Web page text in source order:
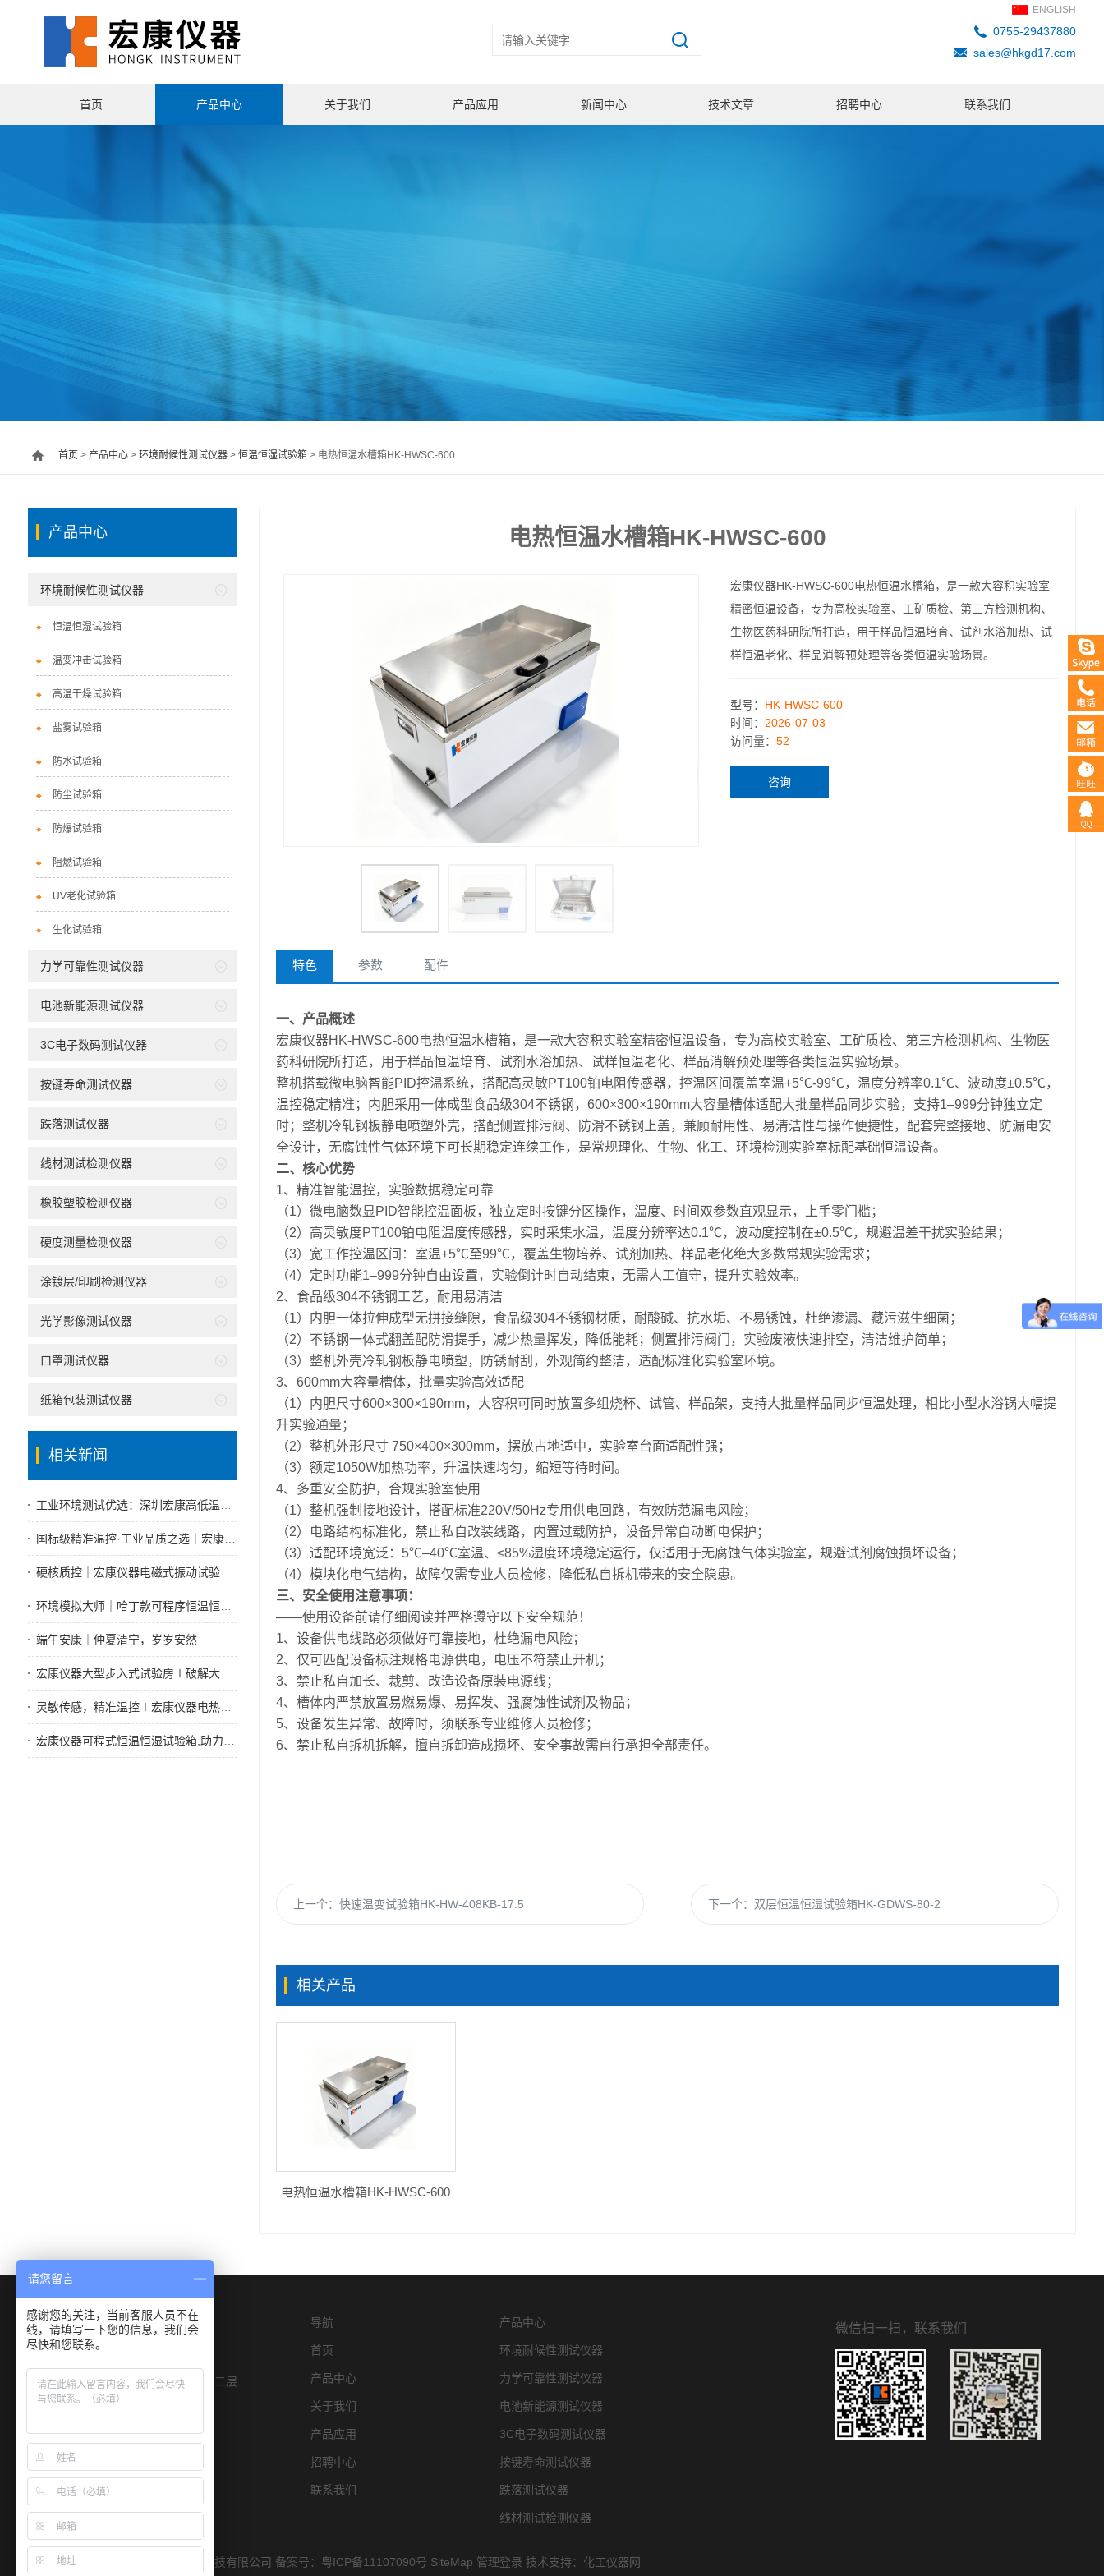
ENGLISH
0755-29437880
sales@hkgd17.com
首页 产品中心 关于我们 产品应用 新闻中心 技术文章 招聘中心 联系我们
首页 > 产品中心> 环境耐候性测试仪器> 恒温恒湿试验箱 > 电热恒温水槽箱HK-HWSC-600
电热恒温水槽箱HK-HWSC-600
宏康仪器HK-HWSC-600电热恒温水槽箱，是一款大容积实验室
精密恒温设备，专为高校实验室、工矿质检、第三方检测机构、
生物医药科研院所打造，用于样品恒温培育、试剂水浴加热、试
样恒温老化、样品消解预处理等各类恒温实验场景。
型号： HK-HWSC-600
时间： 2026-07-03
访问量： 52
咨询
特色 参数 配件
一、产品概述
宏康仪器HK-HWSC-600电热恒温水槽箱，是一款大容积实验室精密恒温设备，专为高校实验室、工矿质检、第三方检测机构、生物医
药科研院所打造，用于样品恒温培育、试剂水浴加热、试样恒温老化、样品消解预处理等各类恒温实验场景。
整机搭载微电脑智能PID控温系统，搭配高灵敏PT100铂电阻传感器，控温区间覆盖室温+5℃-99℃，温度分辨率0.1℃、波动度±0.5℃，
温控稳定精准；内胆采用一体成型食品级304不锈钢，600×300×190mm大容量槽体适配大批量样品同步实验，支持1–999分钟独立定
时；整机冷轧钢板静电喷塑外壳，搭配侧置排污阀、防滑不锈钢上盖，兼顾耐用性、易清洁性与操作便捷性，配套完整接地、防漏电安
全设计，无腐蚀性气体环境下可长期稳定连续工作，是常规理化、生物、化工、环境检测实验室标配基础恒温设备。
二、核心优势
1、精准智能温控，实验数据稳定可靠
（1）微电脑数显PID智能控温面板，独立定时按键分区操作，温度、时间双参数直观显示，上手零门槛；
（2）高灵敏度PT100铂电阻温度传感器，实时采集水温，温度分辨率达0.1℃，波动度控制在±0.5℃，规避温差干扰实验结果；
（3）宽工作控温区间：室温+5℃至99℃，覆盖生物培养、试剂加热、样品老化绝大多数常规实验需求；
（4）定时功能1–999分钟自由设置，实验倒计时自动结束，无需人工值守，提升实验效率。
2、食品级304不锈钢工艺，耐用易清洁
（1）内胆一体拉伸成型无拼接缝隙，食品级304不锈钢材质，耐酸碱、抗水垢、不易锈蚀，杜绝渗漏、藏污滋生细菌；
（2）不锈钢一体式翻盖配防滑提手，减少热量挥发，降低能耗；侧置排污阀门，实验废液快速排空，清洁维护简单；
（3）整机外壳冷轧钢板静电喷塑，防锈耐刮，外观简约整洁，适配标准化实验室环境。
3、600mm大容量槽体，批量实验高效适配
（1）内胆尺寸600×300×190mm，大容积可同时放置多组烧杯、试管、样品架，支持大批量样品同步恒温处理，相比小型水浴锅大幅提
升实验通量；
（2）整机外形尺寸 750×400×300mm，摆放占地适中，实验室台面适配性强；
（3）额定1050W加热功率，升温快速均匀，缩短等待时间。
4、多重安全防护，合规实验室使用
（1）整机强制接地设计，搭配标准220V/50Hz专用供电回路，有效防范漏电风险；
（2）电路结构标准化，禁止私自改装线路，内置过载防护，设备异常自动断电保护；
（3）适配环境宽泛：5℃–40℃室温、≤85%湿度环境稳定运行，仅适用于无腐蚀气体实验室，规避试剂腐蚀损坏设备；
（4）模块化电气结构，故障仅需专业人员检修，降低私自拆机带来的安全隐患。
三、安全使用注意事项：
——使用设备前请仔细阅读并严格遵守以下安全规范！
1、设备供电线路必须做好可靠接地，杜绝漏电风险；
2、仅可匹配设备标注规格电源供电，电压不符禁止开机；
3、禁止私自加长、裁剪、改造设备原装电源线；
4、槽体内严禁放置易燃易爆、易挥发、强腐蚀性试剂及物品；
5、设备发生异常、故障时，须联系专业维修人员检修；
6、禁止私自拆机拆解，擅自拆卸造成损坏、安全事故需自行承担全部责任。
上一个： 快速温变试验箱HK-HW-408KB-17.5 下一个： 双层恒温恒湿试验箱HK-GDWS-80-2
相关产品
电热恒温水槽箱HK-HWSC-600
产品中心
环境耐候性测试仪器
恒温恒湿试验箱
温变冲击试验箱
高温干燥试验箱
盐雾试验箱
防水试验箱
防尘试验箱
防爆试验箱
阻燃试验箱
UV老化试验箱
生化试验箱
力学可靠性测试仪器
电池新能源测试仪器
3C电子数码测试仪器
按键寿命测试仪器
跌落测试仪器
线材测试检测仪器
橡胶塑胶检测仪器
硬度测量检测仪器
涂镀层/印刷检测仪器
光学影像测试仪器
口罩测试仪器
纸箱包装测试仪器
相关新闻
国标级精准温控·工业品质之选｜宏康仪器可程式恒温恒湿试验箱，为产品可靠性保驾护航
硬核质控｜宏康仪器电磁式振动试验机，全工况振动可靠性测试标杆设备
环境模拟大师｜哈丁款可程序恒温恒湿试验箱赋能实体制造可靠性检测
端午安康｜仲夏清宁，岁岁安然
宏康仪器大型步入式试验房∣破解大型试件测试难题
灵敏传感，精准温控∣宏康仪器电热恒温水槽试验箱
深圳市宝安区燕罗街道物园路6号E栋二层
导航
首页
产品中心
关于我们
产品应用
招聘中心
联系我们
产品中心
环境耐候性测试仪器
力学可靠性测试仪器
电池新能源测试仪器
3C电子数码测试仪器
按键寿命测试仪器
跌落测试仪器
线材测试检测仪器
微信扫一扫，联系我们
Copyright © 2019 深圳市宏康仪器科技有限公司 备案号： 粤ICP备11107090号 SiteMap 管理登录 技术支持： 化工仪器网
请您留言
感谢您的关注，当前客服人员不在
线，请填写一下您的信息，我们会
尽快和您联系。